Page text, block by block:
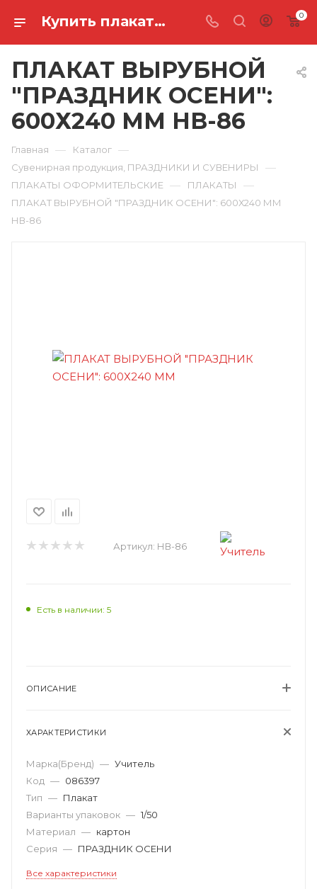
Купить плакат вырубной "праздник осени": 600х240 мм НВ-86 в Ростове-на-Дону 0
ПЛАКАТ ВЫРУБНОЙ
"ПРАЗДНИК ОСЕНИ":
600Х240 ММ НВ-86
Главная — Каталог —
Сувенирная продукция, ПРАЗДНИКИ И СУВЕНИРЫ —
ПЛАКАТЫ ОФОРМИТЕЛЬСКИЕ — ПЛАКАТЫ —
ПЛАКАТ ВЫРУБНОЙ "ПРАЗДНИК ОСЕНИ": 600Х240 ММ
НВ-86
Артикул: НВ-86
Есть в наличии: 5
ОПИСАНИЕ
ХАРАКТЕРИСТИКИ
Марка(Бренд) — Учитель
Код — 086397
Тип — Плакат
Варианты упаковок — 1/50
Материал — картон
Серия — ПРАЗДНИК ОСЕНИ
Все характеристики